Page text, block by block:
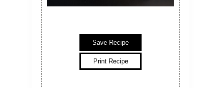
Save Recipe
Print Recipe